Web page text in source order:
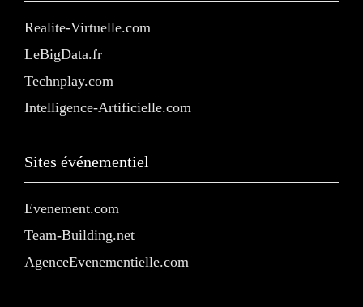
Realite-Virtuelle.com
LeBigData.fr
Technplay.com
Intelligence-Artificielle.com
Sites événementiel
Evenement.com
Team-Building.net
AgenceEvenementielle.com